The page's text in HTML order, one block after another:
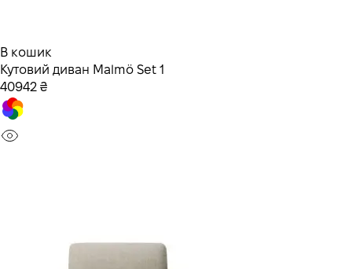
В кошик
Кутовий диван Malmö Set 1
40942 ₴